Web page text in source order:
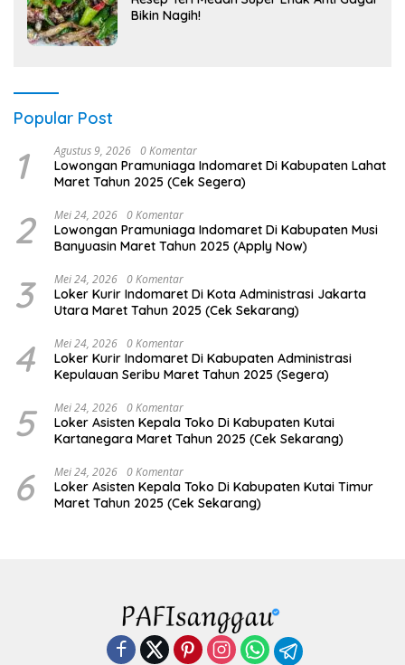
Bikin Nagih!
Popular Post
1 Agustus 9, 2026 0 Komentar
Lowongan Pramuniaga Indomaret Di Kabupaten Lahat
Maret Tahun 2025 (Cek Segera)
2 Mei 24, 2026 0 Komentar
Lowongan Pramuniaga Indomaret Di Kabupaten Musi
Banyuasin Maret Tahun 2025 (Apply Now)
3 Mei 24, 2026 0 Komentar
Loker Kurir Indomaret Di Kota Administrasi Jakarta
Utara Maret Tahun 2025 (Cek Sekarang)
4 Mei 24, 2026 0 Komentar
Loker Kurir Indomaret Di Kabupaten Administrasi
Kepulauan Seribu Maret Tahun 2025 (Segera)
5 Mei 24, 2026 0 Komentar
Loker Asisten Kepala Toko Di Kabupaten Kutai
Kartanegara Maret Tahun 2025 (Cek Sekarang)
6 Mei 24, 2026 0 Komentar
Loker Asisten Kepala Toko Di Kabupaten Kutai Timur
Maret Tahun 2025 (Cek Sekarang)